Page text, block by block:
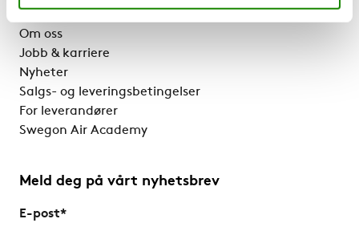
Om oss
Jobb & karriere
Nyheter
Salgs- og leveringsbetingelser
For leverandører
Swegon Air Academy
Meld deg på vårt nyhetsbrev
E-post*